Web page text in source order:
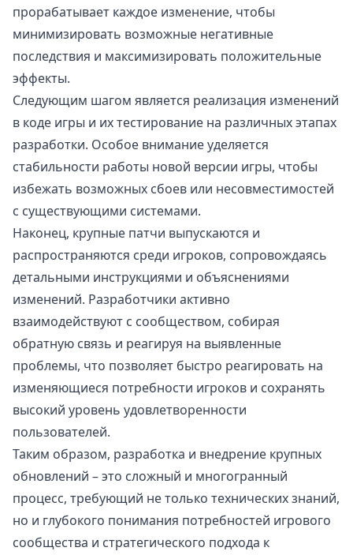
прорабатывает каждое изменение, чтобы
минимизировать возможные негативные
последствия и максимизировать положительные
эффекты.
Следующим шагом является реализация изменений
в коде игры и их тестирование на различных этапах
разработки. Особое внимание уделяется
стабильности работы новой версии игры, чтобы
избежать возможных сбоев или несовместимостей
с существующими системами.
Наконец, крупные патчи выпускаются и
распространяются среди игроков, сопровождаясь
детальными инструкциями и объяснениями
изменений. Разработчики активно
взаимодействуют с сообществом, собирая
обратную связь и реагируя на выявленные
проблемы, что позволяет быстро реагировать на
изменяющиеся потребности игроков и сохранять
высокий уровень удовлетворенности
пользователей.
Таким образом, разработка и внедрение крупных
обновлений – это сложный и многогранный
процесс, требующий не только технических знаний,
но и глубокого понимания потребностей игрового
сообщества и стратегического подхода к